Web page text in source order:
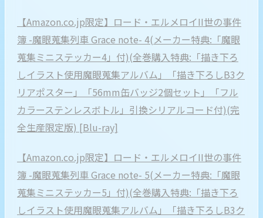
【Amazon.co.jp限定】ロード・エルメロイII世の事件
簿 -魔眼蒐集列車 Grace note- 4(メーカー特典:「魔眼
蒐集ミニステッカー4」付)(全巻購入特典:「描き下ろ
しイラスト使用魔眼蒐集アルバム」「描き下ろしB3ク
リアポスター」「56mm缶バッジ2個セット」「フル
カラーステンレスボトル」引換シリアルコード付)(完
全生産限定版) [Blu-ray]
【Amazon.co.jp限定】ロード・エルメロイII世の事件
簿 -魔眼蒐集列車 Grace note- 5(メーカー特典:「魔眼
蒐集ミニステッカー5」付)(全巻購入特典:「描き下ろ
しイラスト使用魔眼蒐集アルバム」「描き下ろしB3ク